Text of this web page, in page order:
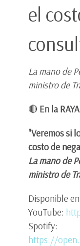
el
La mano de
ministro de
🔴 En la
"Veremos si
costo de
La mano de
ministro de
Disponible
YouTube:
Spotify:
https://